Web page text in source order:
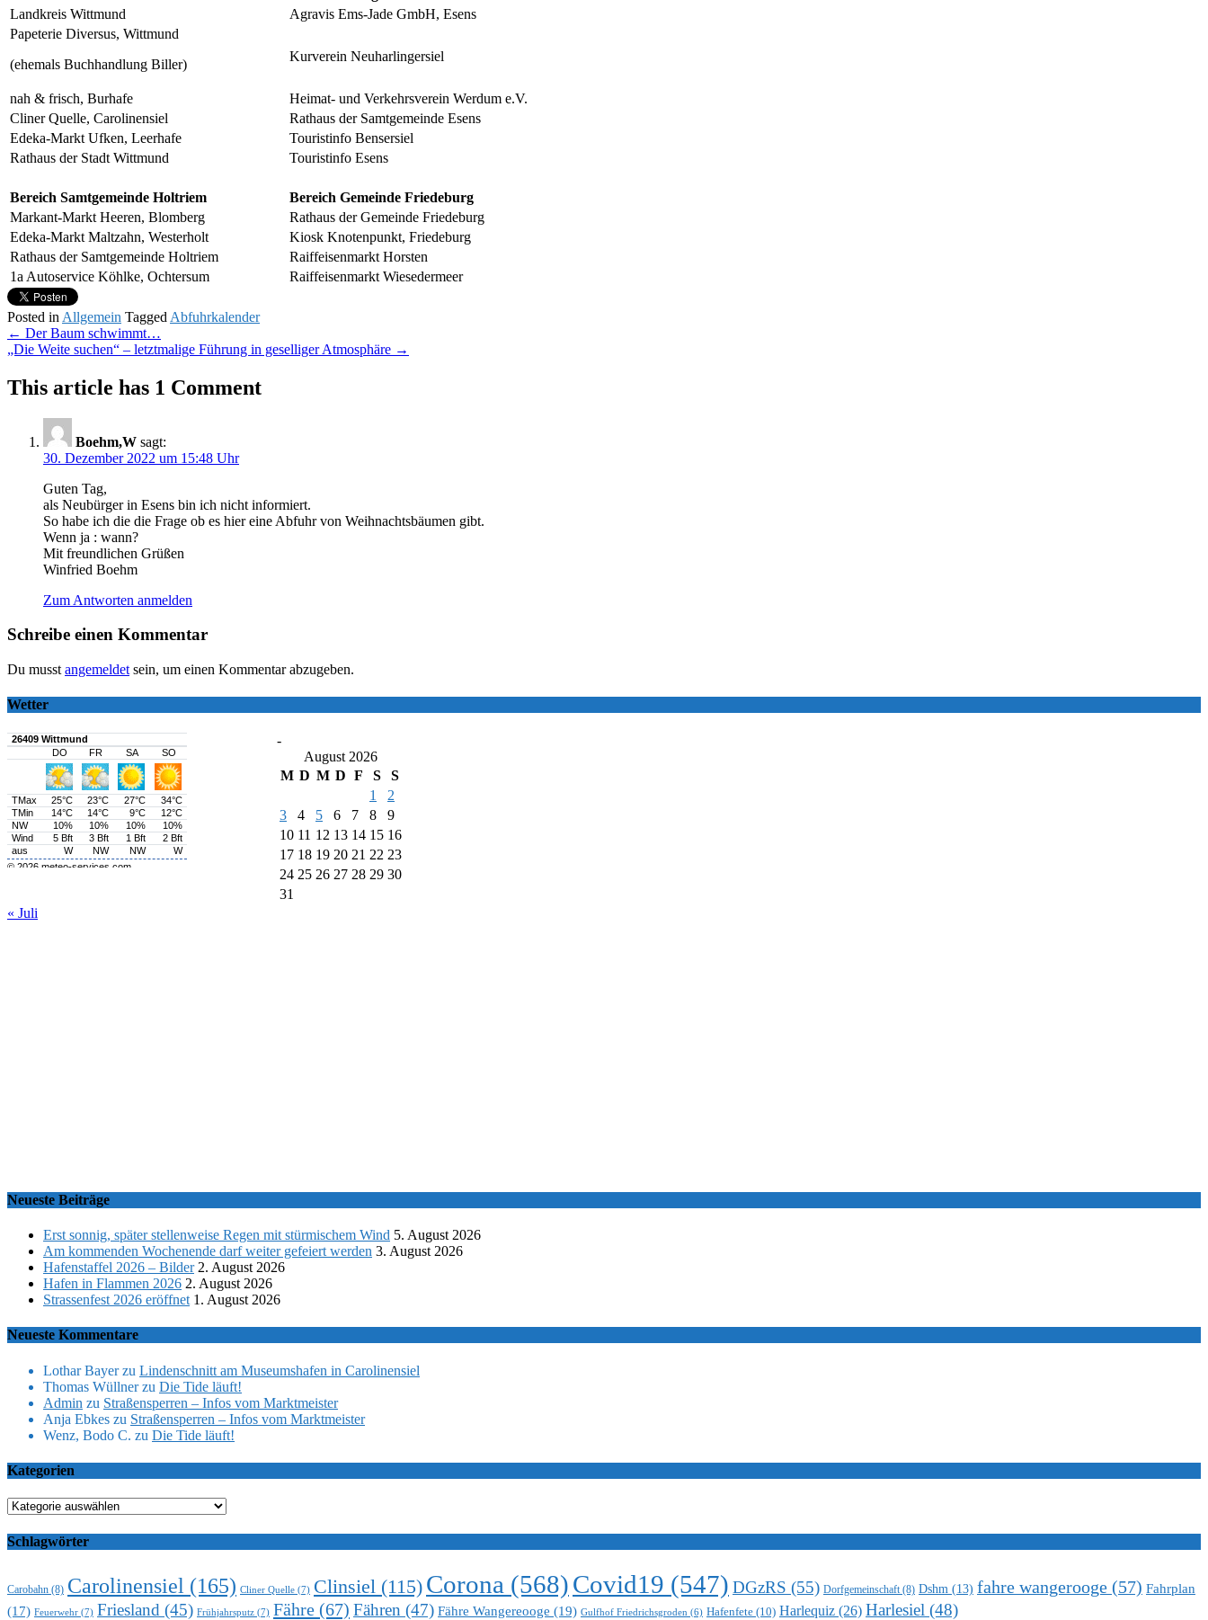
Landkreis Wittmund
Agravis Ems-Jade GmbH, Esens
Papeterie Diversus, Wittmund
(ehemals Buchhandlung Biller)
Kurverein Neuharlingersiel
nah & frisch, Burhafe
Heimat- und Verkehrsverein Werdum e.V.
Cliner Quelle, Carolinensiel
Rathaus der Samtgemeinde Esens
Edeka-Markt Ufken, Leerhafe
Touristinfo Bensersiel
Rathaus der Stadt Wittmund
Touristinfo Esens
Bereich Samtgemeinde Holtriem
Bereich Gemeinde Friedeburg
Markant-Markt Heeren, Blomberg
Rathaus der Gemeinde Friedeburg
Edeka-Markt Maltzahn, Westerholt
Kiosk Knotenpunkt, Friedeburg
Rathaus der Samtgemeinde Holtriem
Raiffeisenmarkt Horsten
1a Autoservice Köhlke, Ochtersum
Raiffeisenmarkt Wiesedermeer
Posted in Allgemein Tagged Abfuhrkalender
Post
navigation
← Der Baum schwimmt…
„Die Weite suchen“ – letztmalige Führung in geselliger Atmosphäre →
This article has 1 Comment
Boehm,W sagt:
30. Dezember 2022 um 15:48 Uhr
Guten Tag,
als Neubürger in Esens bin ich nicht informiert.
So habe ich die die Frage ob es hier eine Abfuhr von Weihnachtsbäumen gibt.
Wenn ja : wann?
Mit freundlichen Grüßen
Winfried Boehm
Zum Antworten anmelden
Schreibe einen Kommentar
Du musst angemeldet sein, um einen Kommentar abzugeben.
Wetter
-
August 2026
M D M D F S
S
1
2
3
4 5 6 7 8
9
10 11 12 13 14 15 16
17 18 19 20 21 22 23
24 25 26 27 28 29 30
31
« Juli
Neueste Beiträge
Erst sonnig, später stellenweise Regen mit stürmischem Wind 5. August 2026
Am kommenden Wochenende darf weiter gefeiert werden 3. August 2026
Hafenstaffel 2026 – Bilder 2. August 2026
Hafen in Flammen 2026 2. August 2026
Strassenfest 2026 eröffnet 1. August 2026
Neueste Kommentare
Lothar Bayerzu Lindenschnitt am Museumshafen in Carolinensiel
Thomas Wüllnerzu Die Tide läuft!
Admin zu Straßensperren – Infos vom Marktmeister
Anja Ebkes zu Straßensperren – Infos vom Marktmeister
Wenz, Bodo C. zu Die Tide läuft!
Kategorien
Kategorien
Schlagwörter
Carobahn (8) Carolinensiel (165) Cliner Quelle (7) Clinsiel (115) Corona (568)Covid19 (547) DGzRS (55) Dorfgemeinschaft(8) Dshm (13) fahre wangerooge (57) Fahrplan
(17) Feuerwehr (7) Friesland (45) Frühjahrsputz (7) Fähre (67) Fähren (47) Fähre Wangereooge (19) Gulfhof Friedrichsgroden (6) Hafenfete (10) Harlequiz (26) Harlesiel (48)